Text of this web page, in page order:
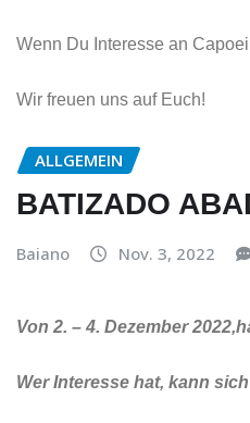
Wenn Du Interesse an
Wir freuen uns auf Euch!
ALLGEMEIN
BATIZADO
Baiano Nov. 3, 2022
Von 2. – 4. Dezember
Wer Interesse hat, kann